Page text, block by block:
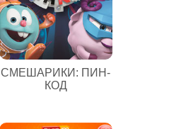
СМЕШАРИКИ: ПИН-
КОД